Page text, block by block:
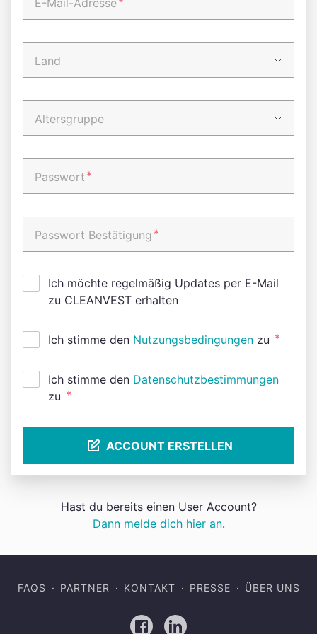
E-Mail-Adresse
Land
Altersgruppe
Passwort *
Passwort Bestätigung *
Ich möchte regelmäßig Updates per E-Mail
zu CLEANVEST erhalten
Ich stimme den Nutzungsbedingungen zu *
Ich stimme den Datenschutzbestimmungen
zu *
ACCOUNT ERSTELLEN
Hast du bereits einen User Account?
Dann melde dich hier an.
FAQS PARTNER KONTAKT PRESSE ÜBER UNS